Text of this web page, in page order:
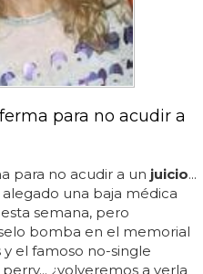
para no acudir a
para no acudir a un juicio...
una baja médica
esta semana, pero
bomba en el memorial
y el famoso no-single
¿volveremos a verla